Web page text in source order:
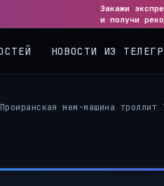
Закажи
и получи
Проиранская мем-машина